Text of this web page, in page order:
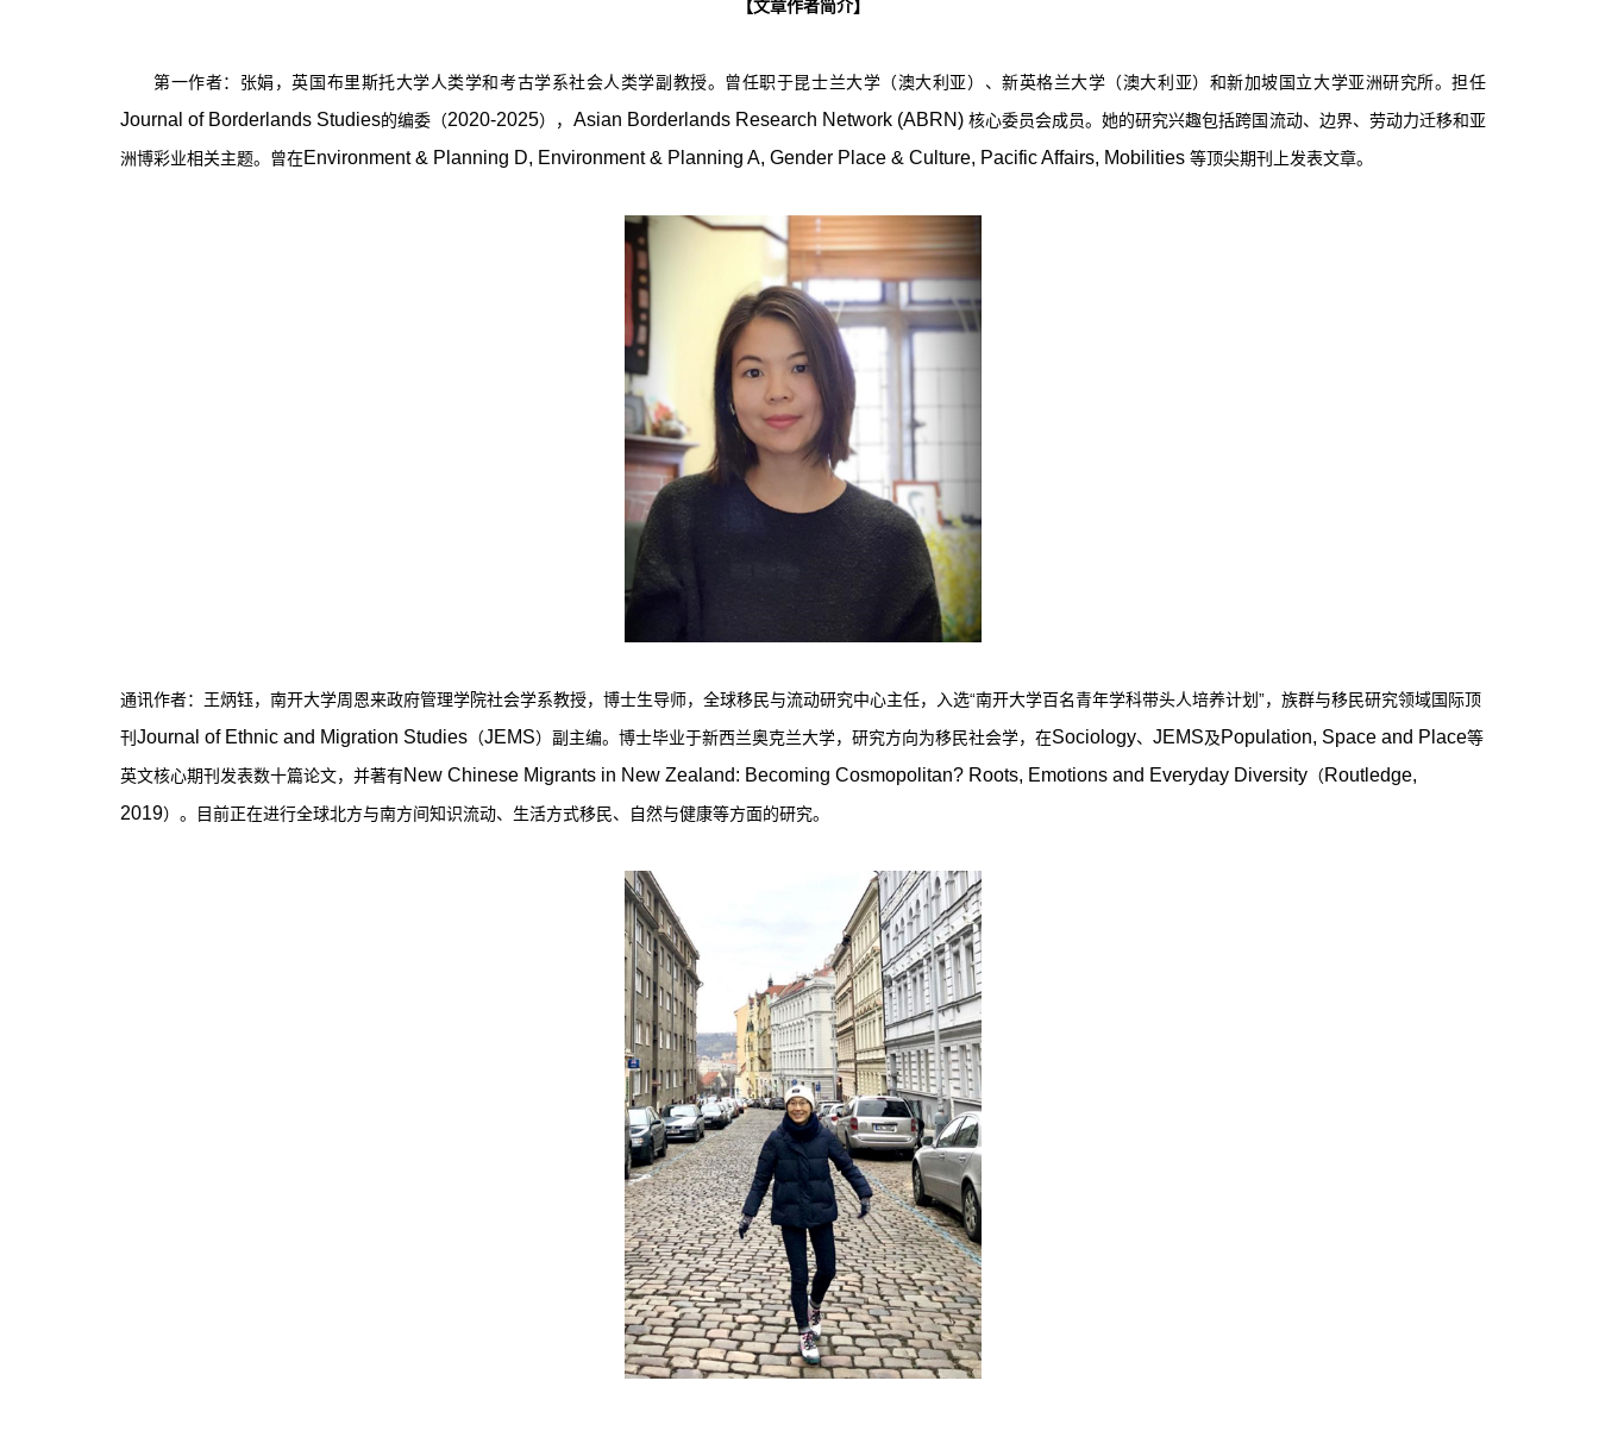
【文章作者简介】
第一作者：张娟，英国布里斯托大学人类学和考古学系社会人类学副教授。曾任职于昆士兰大学（澳大利亚）、新英格兰大学（澳大利亚）和新加坡国立大学亚洲研究所。担任
Journal of Borderlands Studies的编委（2020-2025）， Asian Borderlands Research Network (ABRN) 核心委员会成员。她的研究兴趣包括跨国流动、边界、劳动力迁移和亚
洲博彩业相关主题。曾在Environment & Planning D, Environment & Planning A, Gender Place & Culture, Pacific Affairs, Mobilities 等顶尖期刊上发表文章。
通讯作者：王炳钰，南开大学周恩来政府管理学院社会学系教授，博士生导师，全球移民与流动研究中心主任，入选“南开大学百名青年学科带头人培养计划”，族群与移民研究领域国际顶
刊Journal of Ethnic and Migration Studies （JEMS）副主编。博士毕业于新西兰奥克兰大学，研究方向为移民社会学，在Sociology、 JEMS及Population, Space and Place等
英文核心期刊发表数十篇论文，并著有New Chinese Migrants in New Zealand: Becoming Cosmopolitan? Roots, Emotions and Everyday Diversity （Routledge,
2019）。目前正在进行全球北方与南方间知识流动、生活方式移民、自然与健康等方面的研究。